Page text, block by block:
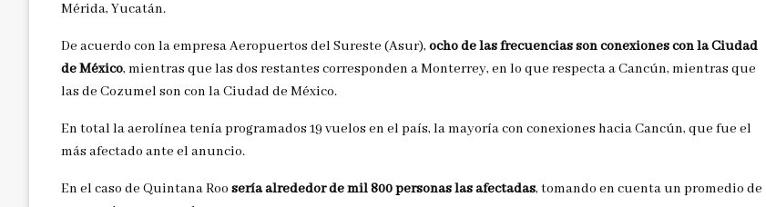
Mérida, Yucatán.
De acuerdo con la empresa Aeropuertos del Sureste (Asur), ocho de las frecuencias son conexiones con la Ciudad
de México, mientras que las dos restantes corresponden a Monterrey, en lo que respecta a Cancún, mientras que
las de Cozumel son con la Ciudad de México.
En total la aerolínea tenía programados 19 vuelos en el país, la mayoría con conexiones hacia Cancún, que fue el
más afectado ante el anuncio.
En el caso de Quintana Roo sería alrededor de mil 800 personas las afectadas, tomando en cuenta un promedio de